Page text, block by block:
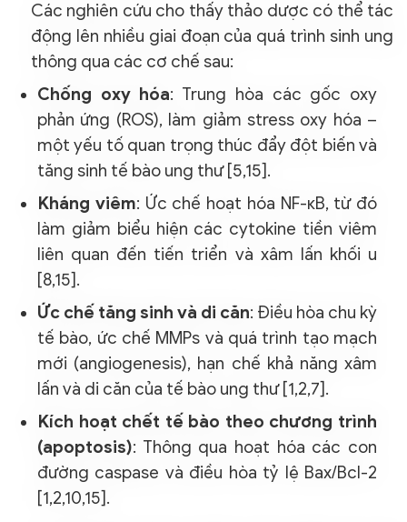
Các nghiên cứu cho thấy thảo dược có thể tác
động lên nhiều giai đoạn của quá trình sinh ung
thông qua các cơ chế sau:
Chống oxy hóa: Trung hòa các gốc oxy
phản ứng (ROS), làm giảm stress oxy hóa –
một yếu tố quan trọng thúc đẩy đột biến và
tăng sinh tế bào ung thư [5,15].
Kháng viêm: Ức chế hoạt hóa NF-κB, từ đó
làm giảm biểu hiện các cytokine tiền viêm
liên quan đến tiến triển và xâm lấn khối u
[8,15].
Ức chế tăng sinh và di căn: Điều hòa chu kỳ
tế bào, ức chế MMPs và quá trình tạo mạch
mới (angiogenesis), hạn chế khả năng xâm
lấn và di căn của tế bào ung thư [1,2,7].
Kích hoạt chết tế bào theo chương trình
(apoptosis): Thông qua hoạt hóa các con
đường caspase và điều hòa tỷ lệ Bax/Bcl-2
[1,2,10,15].